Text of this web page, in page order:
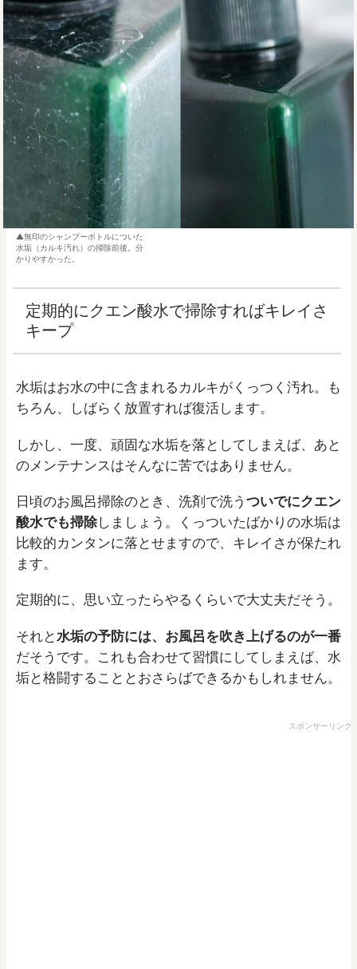
無印のシャンプーボトルについた
水垢（カルキ汚れ）の掃除前後。分
かりやすかった。
定期的にクエン酸水で掃除すればキレイさ
キープ
水垢はお水の中に含まれるカルキがくっつく汚れ。も
ちろん、しばらく放置すれば復活します。
しかし、一度、頑固な水垢を落としてしまえば、あと
のメンテナンスはそんなに苦ではありません。
日頃のお風呂掃除のとき、洗剤で洗う ついでにクエン
酸水でも掃除しましょう。くっついたばかりの水垢は
比較的カンタンに落とせますので、キレイさが保たれ
ます。
定期的に、思い立ったらやるくらいで大丈夫だそう。
それと 水垢の予防には、お風呂を吹き上げるのが一番
だそうです。これも合わせて習慣にしてしまえば、水
垢と格闘することとおさらばできるかもしれません。
スポンサーリンク